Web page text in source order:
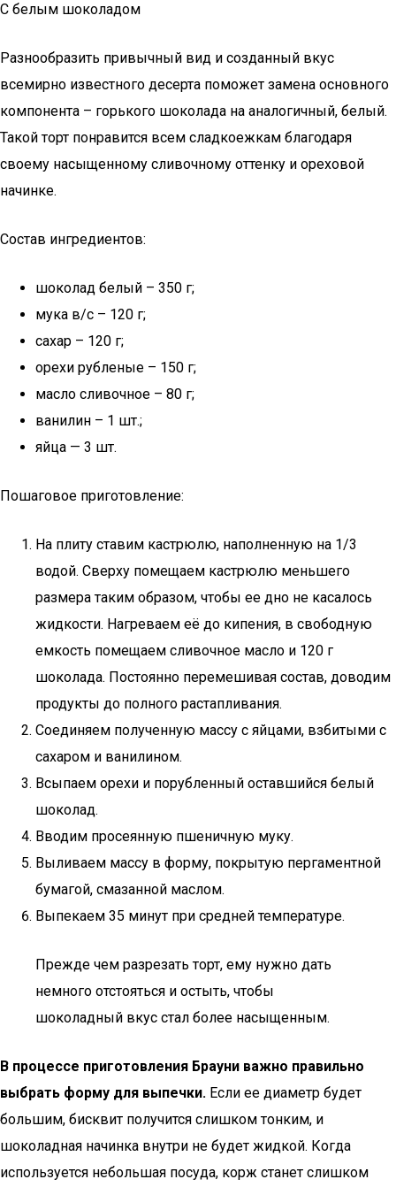
С белым шоколадом
Разнообразить привычный вид и созданный вкус
всемирно известного десерта поможет замена основного
компонента – горького шоколада на аналогичный, белый.
Такой торт понравится всем сладкоежкам благодаря
своему насыщенному сливочному оттенку и ореховой
начинке.
Состав ингредиентов:
шоколад белый – 350 г;
мука в/с – 120 г;
сахар – 120 г;
орехи рубленые – 150 г;
масло сливочное – 80 г;
ванилин – 1 шт.;
яйца — 3 шт.
Пошаговое приготовление:
На плиту ставим кастрюлю, наполненную на 1/3
водой. Сверху помещаем кастрюлю меньшего
размера таким образом, чтобы ее дно не касалось
жидкости. Нагреваем её до кипения, в свободную
емкость помещаем сливочное масло и 120 г
шоколада. Постоянно перемешивая состав, доводим
продукты до полного растапливания.
Соединяем полученную массу с яйцами, взбитыми с
сахаром и ванилином.
Всыпаем орехи и порубленный оставшийся белый
шоколад.
Вводим просеянную пшеничную муку.
Выливаем массу в форму, покрытую пергаментной
бумагой, смазанной маслом.
Выпекаем 35 минут при средней температуре.
Прежде чем разрезать торт, ему нужно дать
немного отстояться и остыть, чтобы
шоколадный вкус стал более насыщенным.
В процессе приготовления Брауни важно правильно
выбрать форму для выпечки. Если ее диаметр будет
большим, бисквит получится слишком тонким, и
шоколадная начинка внутри не будет жидкой. Когда
используется небольшая посуда, корж станет слишком